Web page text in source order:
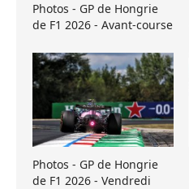
Photos - GP de Hongrie
de F1 2026 - Avant-course
Photos - GP de Hongrie
de F1 2026 - Vendredi